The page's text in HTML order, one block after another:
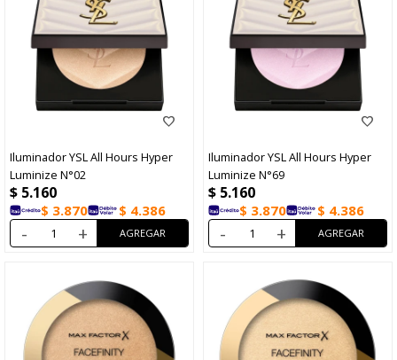
Iluminador YSL All Hours Hyper
Luminize N°02
$ 5.160
$ 3.870 $ 4.386
- +
Iluminador YSL All Hours Hyper
Luminize N°69
$ 5.160
$ 3.870 $ 4.386
- +